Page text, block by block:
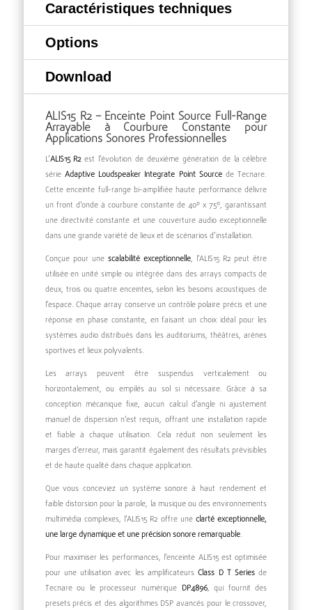
Caractéristiques techniques
Options
Download
ALIS15 R2 – Enceinte Point Source Full-Range
Arrayable à Courbure Constante pour
Applications Sonores Professionnelles
L’ALIS15 R2est l’évolution de deuxième génération de la célèbre
série Adaptive Loudspeaker Integrate Point Sourcede Tecnare.
Cette enceinte full-range bi-amplifiée haute performance délivre
un front d’onde à courbure constante de 40º x 75º, garantissant
une directivité constante et une couverture audio exceptionnelle
dans une grande variété de lieux et de scénarios d’installation.
Conçue pour une scalabilité exceptionnelle, l’ALIS15 R2 peut être
utilisée en unité simple ou intégrée dans des arrays compacts de
deux, trois ou quatre enceintes, selon les besoins acoustiques de
l’espace. Chaque array conserve un contrôle polaire précis et une
réponse en phase constante, en faisant un choix idéal pour les
systèmes audio distribués dans les auditoriums, théâtres, arènes
sportives et lieux polyvalents.
Les arrays peuvent être suspendus verticalement ou
horizontalement, ou empilés au sol si nécessaire. Grâce à sa
conception mécanique fixe, aucun calcul d’angle ni ajustement
manuel de dispersion n’est requis, offrant une installation rapide
et fiable à chaque utilisation. Cela réduit non seulement les
marges d’erreur, mais garantit également des résultats prévisibles
et de haute qualité dans chaque application.
Que vous conceviez un système sonore à haut rendement et
faible distorsion pour la parole, la musique ou des environnements
multimédia complexes, l’ALIS15 R2 offre uneclarté exceptionnelle,
une large dynamique et une précision sonore remarquable.
Pour maximiser les performances, l’enceinte ALIS15 est optimisée
pour une utilisation avec les amplificateursClass D T Series de
Tecnare ou le processeur numérique DP4896, qui fournit des
presets précis et des algorithmes DSP avancés pour le crossover,